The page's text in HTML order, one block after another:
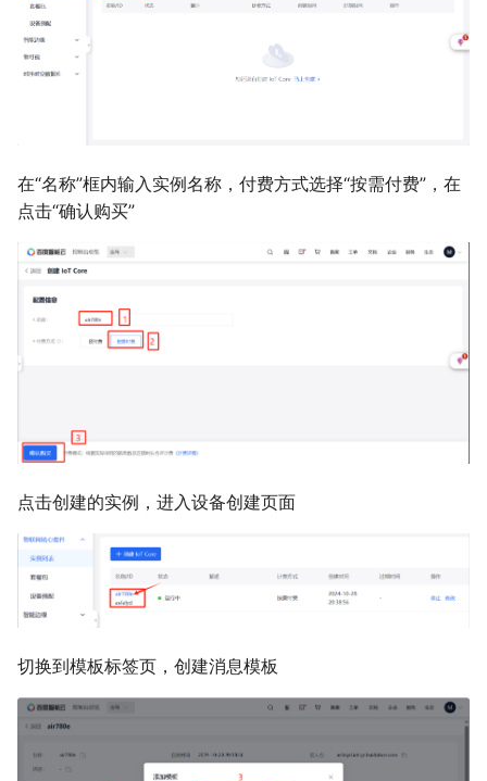
在“名称”框内输入实例名称，付费方式选择“按需付费”，在
点击“确认购买”
点击创建的实例，进入设备创建页面
切换到模板标签页，创建消息模板